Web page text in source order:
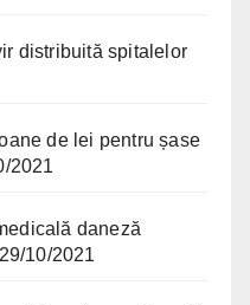
distribuită spitalelor
de lei pentru șase
2021
daneză
29/10/2021